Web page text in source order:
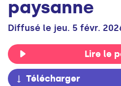
paysanne
Diffusé le jeu. 5 févr.
Lire le
Télécharger